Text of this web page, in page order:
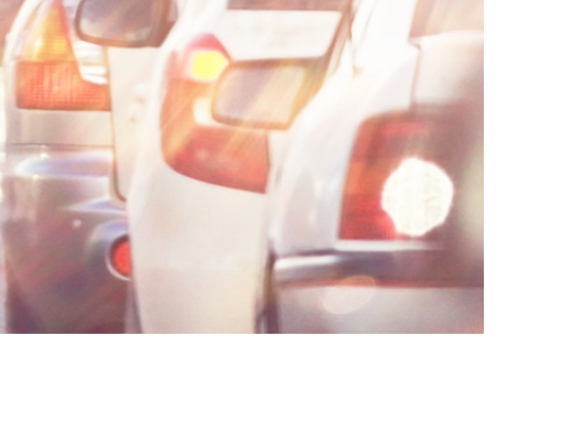
업무사례
주요 업무사례
사례분석/최신동향
법률정보
고객후기
업무분야